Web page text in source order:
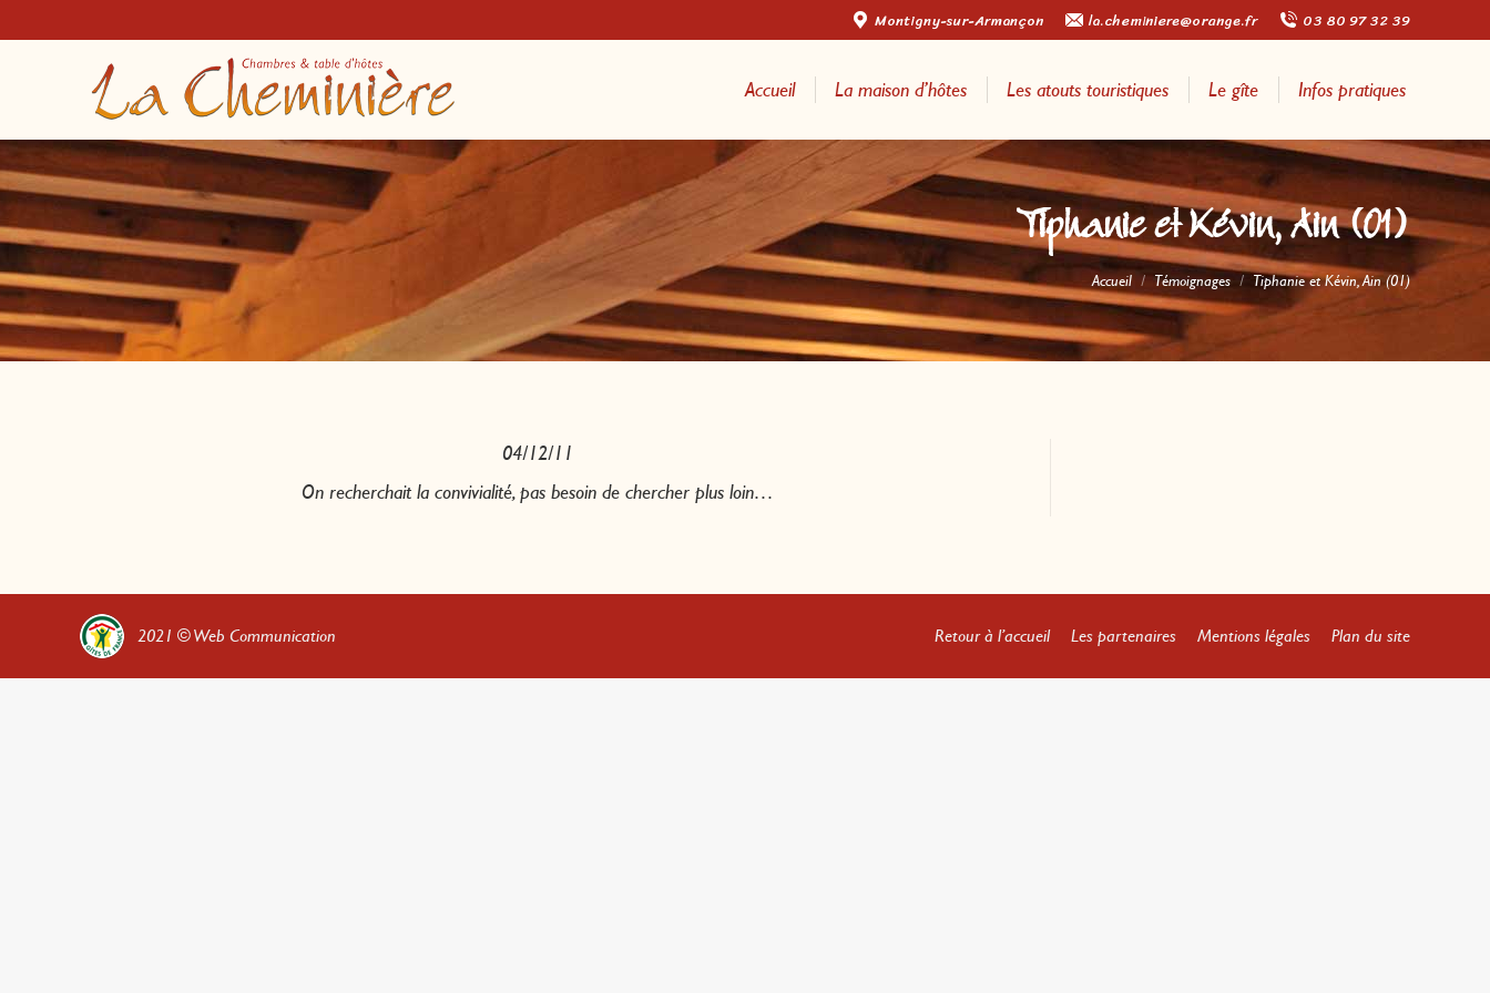
Montigny-sur-Armançon la.cheminiere@orange.fr 03 80 97 32 39
Accueil La maison d’hôtes Les atouts touristiques Le gîte Infos pratiques
Tiphanie et Kévin, Ain (01)
Vous êtes ici :
Accueil Témoignages Tiphanie et Kévin, Ain (01)
04/12/11
On recherchait la convivialité, pas besoin de chercher plus loin…
2021 ©Web Communication Retour à l’accueil Les partenaires Mentions légales Plan du site